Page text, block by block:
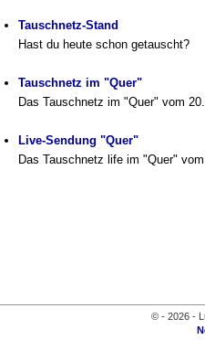
Tauschnetz-Stand
Hast du heute schon getauscht?
Tauschnetz im "Quer"
Das Tauschnetz im "Quer" vom
Live-Sendung "Quer"
Das Tauschnetz life im "Quer"
© - 2026 -